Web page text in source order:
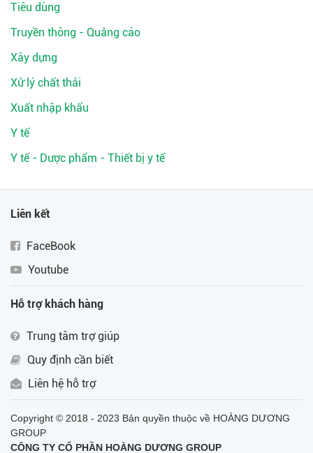
Tiêu dùng
Truyền thông - Quảng cáo
Xây dựng
Xử lý chất thải
Xuất nhập khẩu
Y tế
Y tế - Dược phẩm - Thiết bị y tế
Liên kết
FaceBook
Youtube
Hỗ trợ khách hàng
Trung tâm trợ giúp
Quy định cần biết
Liên hệ hỗ trợ
Copyright © 2018 - 2023 Bản quyền thuộc về HOÀNG DƯƠNG
GROUP
CÔNG TY CỔ PHẦN HOÀNG DƯƠNG GROUP